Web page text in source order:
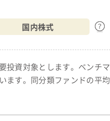
国内株式
投資対象とします。ベンチ
ます。同分類ファンドの平